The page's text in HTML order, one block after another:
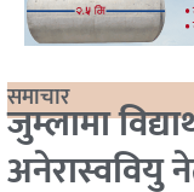
समाचार
जुम्लामा
अनेरास्ववियु